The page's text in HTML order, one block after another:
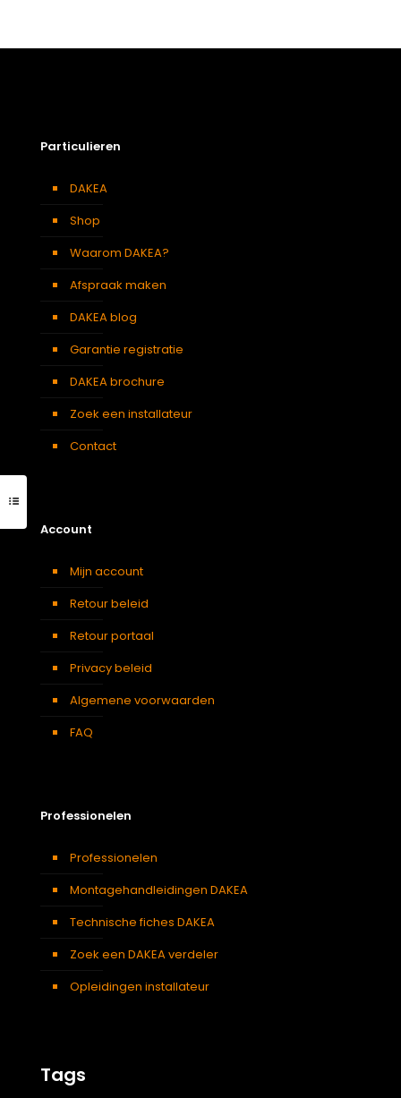
Particulieren
DAKEA
Shop
Waarom DAKEA?
Afspraak maken
DAKEA blog
Garantie registratie
DAKEA brochure
Zoek een installateur
Contact
Account
Mijn account
Retour beleid
Retour portaal
Privacy beleid
Algemene voorwaarden
FAQ
Professionelen
Professionelen
Montagehandleidingen DAKEA
Technische fiches DAKEA
Zoek een DAKEA verdeler
Opleidingen installateur
Tags